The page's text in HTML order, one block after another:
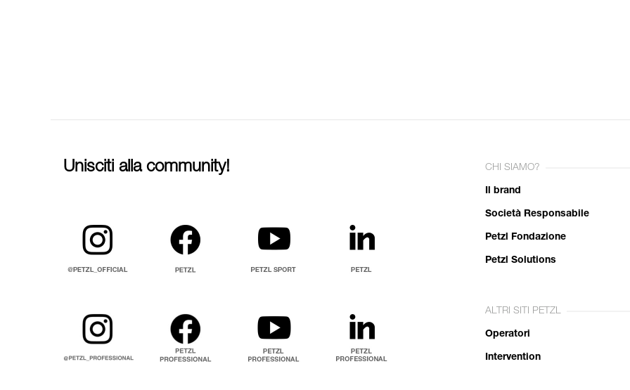
Unisciti alla community! CHI SIAMO?
Il brand
Società Responsabile
Petzl Fondazione
Petzl Solutions
ALTRI SITI PETZL
Operatori
Intervention